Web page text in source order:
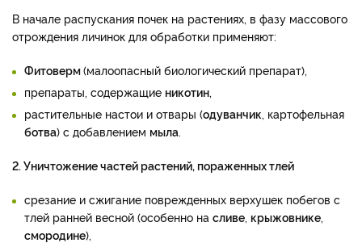
В начале распускания почек на растениях, в фазу массового
отрождения личинок для обработки применяют:
Фитоверм(малоопасный биологический препарат),
препараты, содержащие никотин
растительные настои и отвары (одуванчик , картофельная
ботва) с добавлением мыла
2. Уничтожение частей растений, пораженных тлей
срезание и сжигание поврежденных верхушек побегов с
тлей ранней весной (особенно на сливе крыжовнике
смородине),